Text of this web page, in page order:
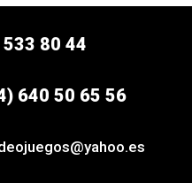
80 44
640 50 65 56